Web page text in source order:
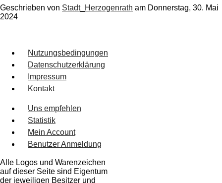
Geschrieben von Stadt_Herzogenrath am Donnerstag, 30. Mai
2024
Nutzungsbedingungen
Datenschutzerklärung
Impressum
Kontakt
Uns empfehlen
Statistik
Mein Account
Benutzer Anmeldung
Alle Logos und Warenzeichen
auf dieser Seite sind Eigentum
der jeweiligen Besitzer und